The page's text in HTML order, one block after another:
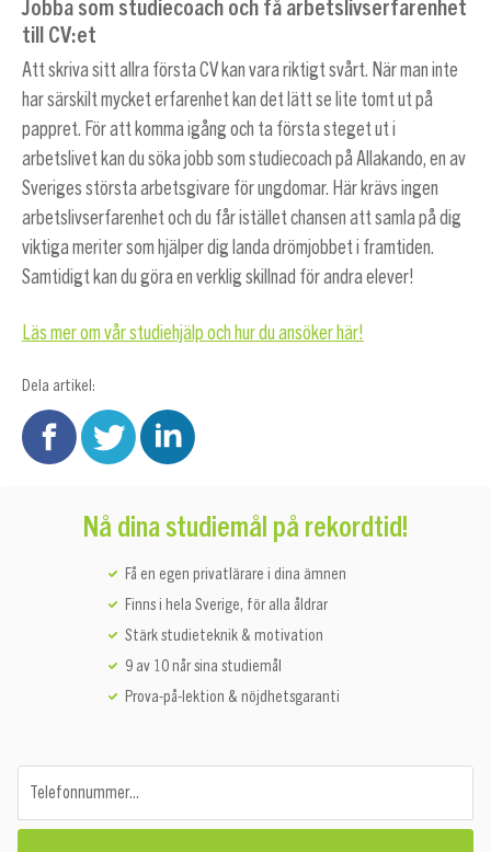
Jobba som studiecoach och få arbetslivserfarenhet
till CV:et
Att skriva sitt allra första CV kan vara riktigt svårt. När man inte
har särskilt mycket erfarenhet kan det lätt se lite tomt ut på
pappret. För att komma igång och ta första steget ut i
arbetslivet kan du söka jobb som studiecoach på Allakando, en av
Sveriges största arbetsgivare för ungdomar. Här krävs ingen
arbetslivserfarenhet och du får istället chansen att samla på dig
viktiga meriter som hjälper dig landa drömjobbet i framtiden.
Samtidigt kan du göra en verklig skillnad för andra elever!
Läs mer om vår studiehjälp och hur du ansöker här!
Dela artikel:
Nå dina studiemål på rekordtid!
Få en egen privatlärare i dina ämnen
Finns i hela Sverige, för alla åldrar
Stärk studieteknik & motivation
9 av 10 når sina studiemål
Prova-på-lektion & nöjdhetsgaranti
Telefonnummer...